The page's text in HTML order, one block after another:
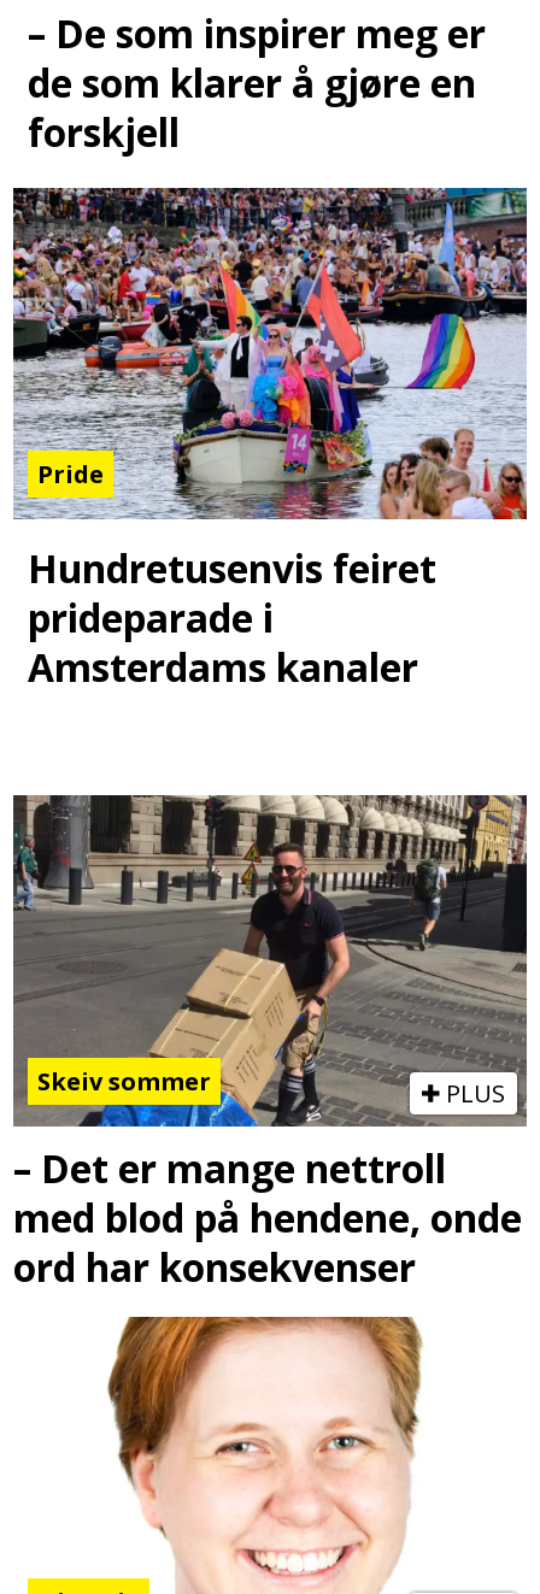
– De som inspirer meg er
de som klarer å gjøre en
forskjell
Pride
Hundretusenvis feiret
prideparade i
Amsterdams kanaler
Skeiv sommer PLUS
– Det er mange nettroll
med blod på hendene, onde
ord har konsekvenser